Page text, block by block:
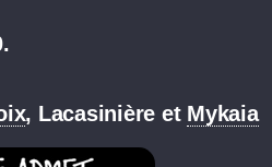
, Lacasinière et Mykaia